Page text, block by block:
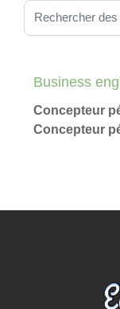
Rechercher des
Business
Concepteur
Concepteur